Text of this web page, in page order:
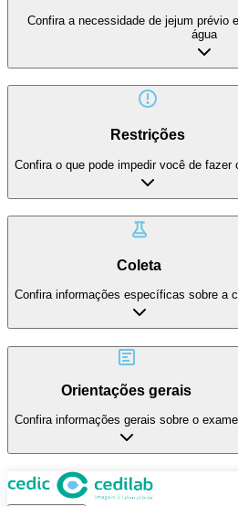
Confira a necessidade de jejum prévio
água
Restrições
Confira o que pode impedir você de fazer
Coleta
Confira informações específicas sobre a
Orientações gerais
Confira informações gerais sobre o exame